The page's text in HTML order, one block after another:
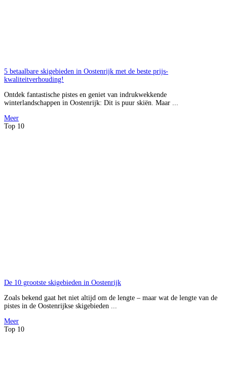
5 betaalbare skigebieden in Oostenrijk met de beste prijs-
kwaliteitverhouding!
Ontdek fantastische pistes en geniet van indrukwekkende
winterlandschappen in Oostenrijk: Dit is puur skiën. Maar ...
Meer
Top 10
De 10 grootste skigebieden in Oostenrijk
Zoals bekend gaat het niet altijd om de lengte – maar wat de lengte van de
pistes in de Oostenrijkse skigebieden ...
Meer
Top 10